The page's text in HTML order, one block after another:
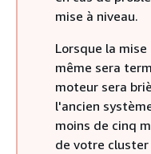
mise à niveau.
Lorsque la
même sera
moteur sera
l'ancien
moins de cinq
de votre